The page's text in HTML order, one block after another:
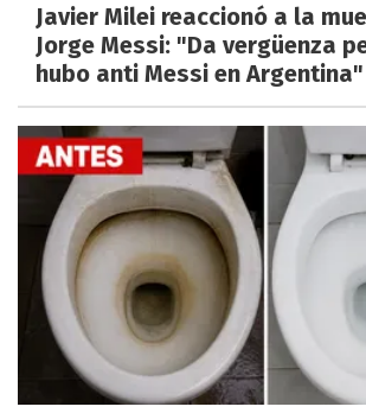
Javier Milei reaccionó a la
Jorge Messi: "Da vergüenza
hubo anti Messi en Argentina"